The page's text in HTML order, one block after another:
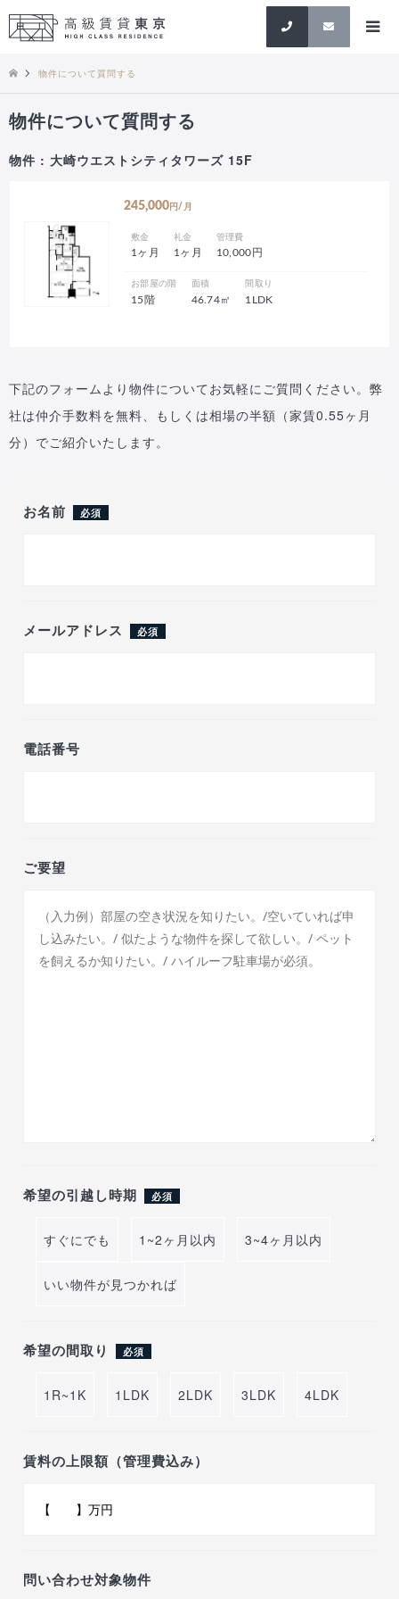
検索
物件について質問する
物件について質問する
物件 : 大崎ウエストシティタワーズ 15F
245,000 円/月
敷金
1ヶ月
礼金
1ヶ月
管理費
10,000円
お部屋の階
15階
面積
46.74㎡
間取り
1LDK
下記のフォームより物件についてお気軽にご質問ください。弊
社は仲介手数料を無料、もしくは相場の半額（家賃0.55ヶ月
分）でご紹介いたします。
お名前 必須
メールアドレス 必須
電話番号
ご要望
希望の引越し時期 必須
すぐにでも 1~2ヶ月以内 3~4ヶ月以内
いい物件が見つかれば
希望の間取り 必須
1R~1K 1LDK 2LDK 3LDK 4LDK
賃料の上限額（管理費込み）
問い合わせ対象物件